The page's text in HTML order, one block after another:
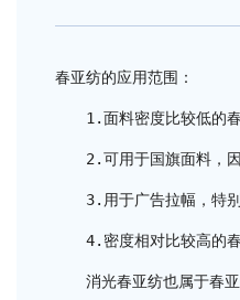
春亚纺的应用范围：
1.面料密度比较低的
2.可用于国旗面料，因
3.用于广告拉幅，特别
4.密度相对比较高的春
消光春亚纺也属于春亚